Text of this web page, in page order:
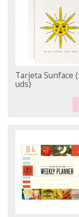
Tarjeta Sunface
uds)